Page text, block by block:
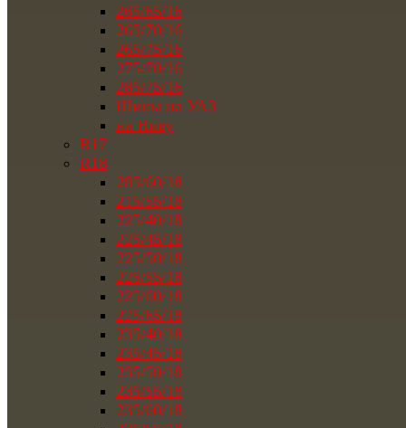
265/65/16
265/70/16
265/75/16
275/70/16
285/75/16
Шины на УАЗ
на Ниву
R17
R18
285/60/18
215/55/18
225/40/18
225/45/18
225/50/18
225/55/18
225/60/18
225/65/18
235/40/18
235/45/18
235/50/18
235/55/18
235/60/18